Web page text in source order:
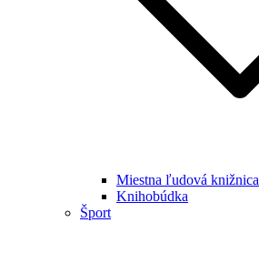
Miestna ľudová knižnica
Knihobúdka
Šport